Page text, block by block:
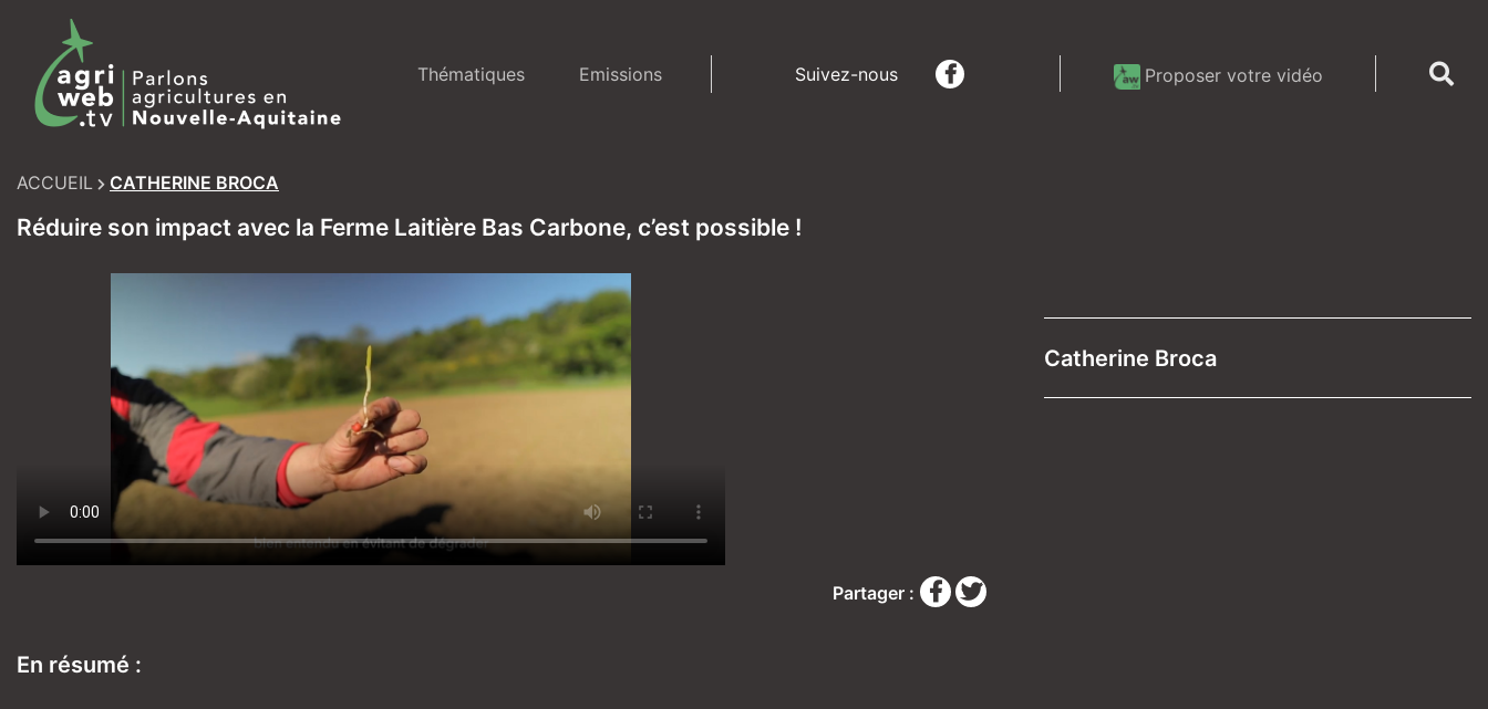
content
Thématiques Emissions Suivez-nous Proposer votre vidéo
ACCUEIL CATHERINE BROCA
Réduire son impact avec la Ferme Laitière Bas Carbone, c’est possible !
Partager :
En résumé :
Catherine Broca